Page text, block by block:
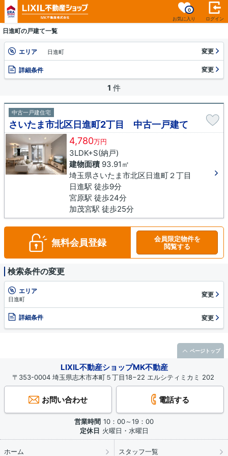
お気に入り
0
ログイン
日進町の戸建て一覧
エリア 日進町 変更
詳細条件 変更
1 件
中古一戸建住宅
さいたま市北区日進町2丁目 中古一戸建て
4,780万円
3LDK+S(納戸)
建物面積93.91㎡
埼玉県さいたま市北区日進町２丁目
日進駅 徒歩9分
宮原駅 徒歩24分
加茂宮駅 徒歩25分
無料会員登録
会員限定物件を
閲覧する
検索条件の変更
エリア
日進町
変更
詳細条件 変更
LIXIL不動産ショップMK不動産
〒353-0004 埼玉県志木市本町５丁目18−22 エルシティミカミ 202
お問い合わせ 電話する
営業時間 10：00～19：00
定休日 火曜日・水曜日
ホーム スタッフ一覧
ページトップ